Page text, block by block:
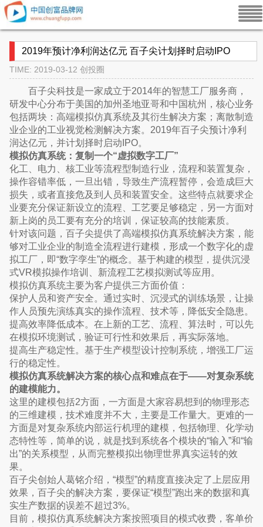
2019年预计净利润达亿元 百子尖计划择时启动IPO
TIME: 2019-03-12 创投圈
百子尖科技是一家成立于2014年的智慧工厂服务商，
研发中心分布于美国的加州圣地亚哥和中国杭州，核心业务
包括两块：高端模拟仿真系统及其衍生解决方案；离散制造
业企业的工业视觉检测解决方案。2019年百子尖预计净利
润达亿元，并计划择时启动IPO。
模拟仿真系统：复制一个“虚拟数字工厂”
化工、电力、核工业等流程型制造行业，流程和装置复杂，
操作容错率低，一旦出错，导致生产流程暂停，会造成巨大
损失，或者直接危及到人员和装置安全。这些特点就要求企
业要充分保证新设立的流程、工艺要足够稳定，另一方面对
新上岗的员工要有充分的培训，保证较高的技能素质。
针对该问题，百子尖提供了高端模拟仿真系统解决方案，能
够对工业企业的制造全流程进行建模，形成一个数字化的虚
拟工厂，即“数字孪生”的概念。基于构建的模型，提供沉浸
式VR模拟操作培训、新流程工艺模拟测试等应用。
模拟仿真系统主要为客户提供三方面价值：
保护人员和资产安全。通过实时、沉浸式的训练场景，让操
作人员预先演练真实的操作流程、技术等，降低安全隐患。
提高效率降低成本。在上新的工艺、流程、算法时，可以先
在模拟环境测试，验证可行性和效果后，再实际落地。
提高生产稳定性。基于生产模型设计控制系统，增强工厂运
行的稳定性。
模拟仿真系统解决方案的核心点和难点在于——对复杂系统
的建模能力。
这里的建模包括2方面，一方面是大家容易想到的物理形态
的三维建模，技术难度并不大，主要是工作量大。更难的一
方面是对复杂系统内部运行机理的建模，包括物理、化学动
态特性等，简单的说，就是找到系统各个模块的“输入”和“输
出”的关系模型，从而完整模拟出物理世界真实运转的效
果。
百子尖创始人葛铭介绍，“模型”的精度直接决定了上层应用
效果，百子尖的解决方案，要保证“模型”跑出来的数据和真
实生产数据的误差不超过3%。
目前，模拟仿真系统解决方案按照项目的模式收费，客单价